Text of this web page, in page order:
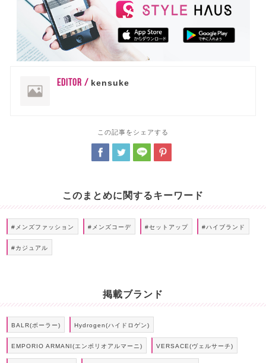
EDITOR / kensuke
この記事をシェアする
このまとめに関するキーワード
#メンズファッション #メンズコーデ #セットアップ #ハイブランド
#カジュアル
掲載ブランド
BALR(ボーラー) Hydrogen(ハイドロゲン)
EMPORIO ARMANI(エンポリオアルマーニ) VERSACE(ヴェルサーチ)